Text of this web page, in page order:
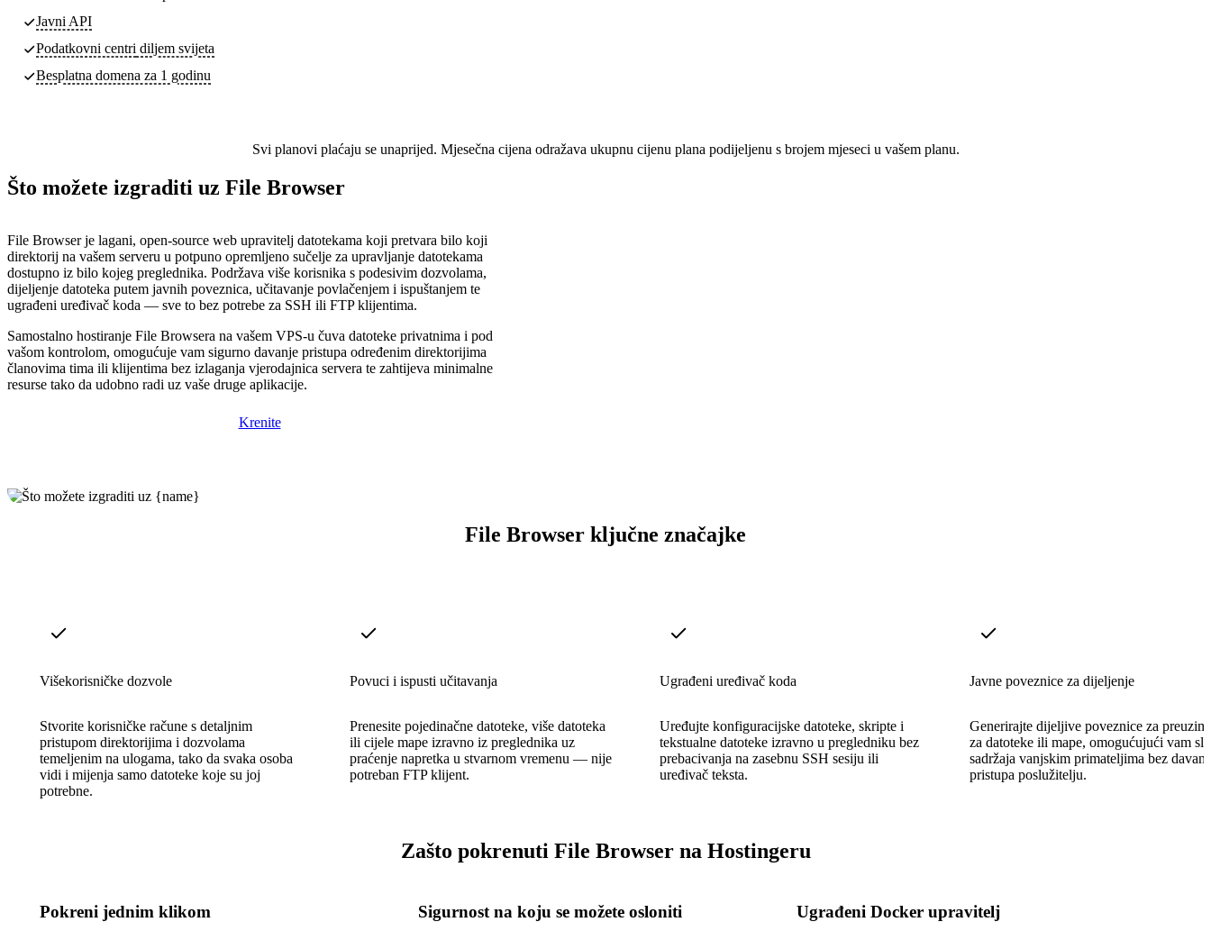
Javni API
Podatkovni centri diljem svijeta
Besplatna domena za 1 godinu
Svi planovi plaćaju se unaprijed. Mjesečna cijena odražava ukupnu cijenu plana podijeljenu s brojem mjeseci u vašem planu.
Što možete izgraditi uz File Browser
File Browser je lagani, open-source web upravitelj datotekama koji pretvara bilo koji
direktorij na vašem serveru u potpuno opremljeno sučelje za upravljanje datotekama
dostupno iz bilo kojeg preglednika. Podržava više korisnika s podesivim dozvolama,
dijeljenje datoteka putem javnih poveznica, učitavanje povlačenjem i ispuštanjem te
ugrađeni uređivač koda — sve to bez potrebe za SSH ili FTP klijentima.
Samostalno hostiranje File Browsera na vašem VPS-u čuva datoteke privatnima i pod
vašom kontrolom, omogućuje vam sigurno davanje pristupa određenim direktorijima
članovima tima ili klijentima bez izlaganja vjerodajnica servera te zahtijeva minimalne
resurse tako da udobno radi uz vaše druge aplikacije.
Krenite
File Browser ključne značajke
Višekorisničke dozvole
Stvorite korisničke račune s detaljnim
pristupom direktorijima i dozvolama
temeljenim na ulogama, tako da svaka osoba
vidi i mijenja samo datoteke koje su joj
potrebne.
Povuci i ispusti učitavanja
Prenesite pojedinačne datoteke, više datoteka
ili cijele mape izravno iz preglednika uz
praćenje napretka u stvarnom vremenu — nije
potreban FTP klijent.
Ugrađeni uređivač koda
Uređujte konfiguracijske datoteke, skripte i
tekstualne datoteke izravno u pregledniku bez
prebacivanja na zasebnu SSH sesiju ili
uređivač teksta.
Javne poveznice za dijeljenje
Generirajte dijeljive poveznice za
za datoteke ili mape, omogućujući vam
sadržaja vanjskim primateljima bez
pristupa poslužitelju.
Zašto pokrenuti File Browser na Hostingeru
Pokreni jednim klikom Sigurnost na koju se možete osloniti Ugrađeni Docker upravitelj